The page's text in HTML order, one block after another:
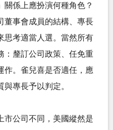
關係上應扮演何種角色？
董事會成員的結構、專長
思考適當人選。當然所有
：釐訂公司政策、任免重
作。雀兒喜是否適任，應
專長予以判定。
市公司不同，美國縱然是